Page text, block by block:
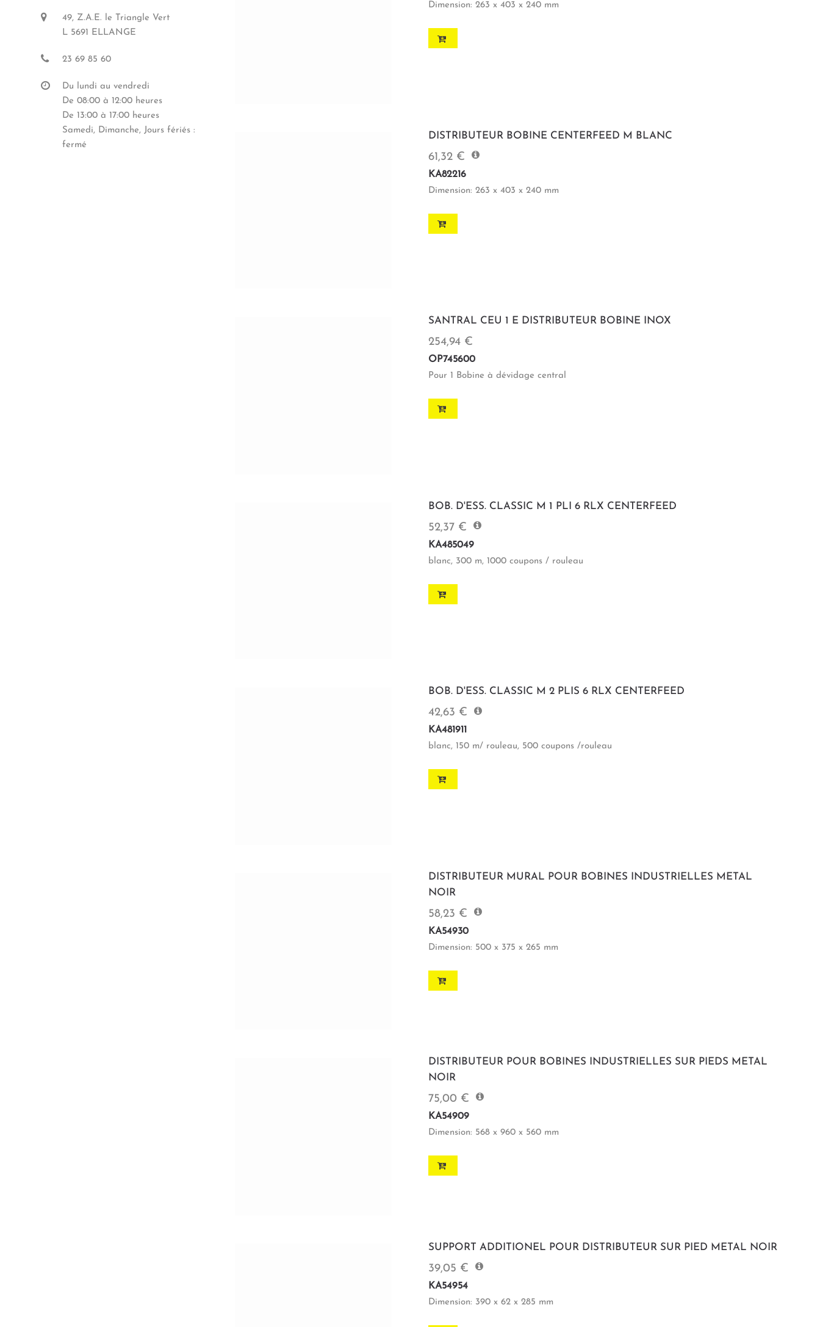
Dimension: 263 x 403 x 240 mm
DISTRIBUTEUR BOBINE CENTERFEED M BLANC
61,32 €
KA82216
Dimension: 263 x 403 x 240 mm
SANTRAL CEU 1 E DISTRIBUTEUR BOBINE INOX
254,94 €
OP745600
Pour 1 Bobine à dévidage central
BOB. D'ESS. CLASSIC M 1 PLI 6 RLX CENTERFEED
52,37 €
KA485049
blanc, 300 m, 1000 coupons / rouleau
BOB. D'ESS. CLASSIC M 2 PLIS 6 RLX CENTERFEED
42,63 €
KA481911
blanc, 150 m/ rouleau, 500 coupons /rouleau
DISTRIBUTEUR MURAL POUR BOBINES INDUSTRIELLES METAL
NOIR
58,23 €
KA54930
Dimension: 500 x 375 x 265 mm
DISTRIBUTEUR POUR BOBINES INDUSTRIELLES SUR PIEDS METAL
NOIR
75,00 €
KA54909
Dimension: 568 x 960 x 560 mm
SUPPORT ADDITIONEL POUR DISTRIBUTEUR SUR PIED METAL NOIR
39,05 €
KA54954
Dimension: 390 x 62 x 285 mm
49, Z.A.E. le Triangle Vert
L 5691 ELLANGE
23 69 85 60
Du lundi au vendredi
De 08:00 à 12:00 heures
De 13:00 à 17:00 heures
Samedi, Dimanche, Jours fériés :
fermé